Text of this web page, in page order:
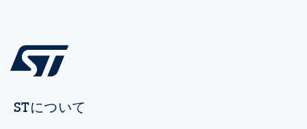
STについて